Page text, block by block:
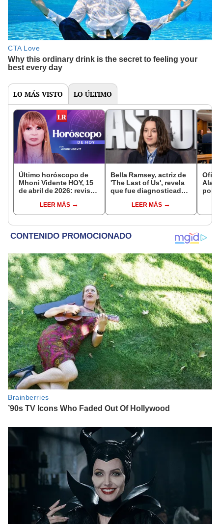
LO MÁS VISTO LO ÚLTIMO
Último horóscopo de
Mhoni Vidente HOY, 15
de abril de 2026: revisa
signo y entérate si te
espera un día
LEER MÁS
Bella Ramsey, actriz de
'The Last of Us', revela
que fue diagnosticada
filmabaLEER MÁS
por